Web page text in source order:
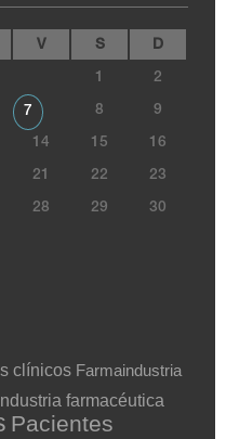
V S D
1 2
7 8 9
14 15 16
21 22 23
28 29 30
clínicos Farmaindustria
farmacéutica
Pacientes